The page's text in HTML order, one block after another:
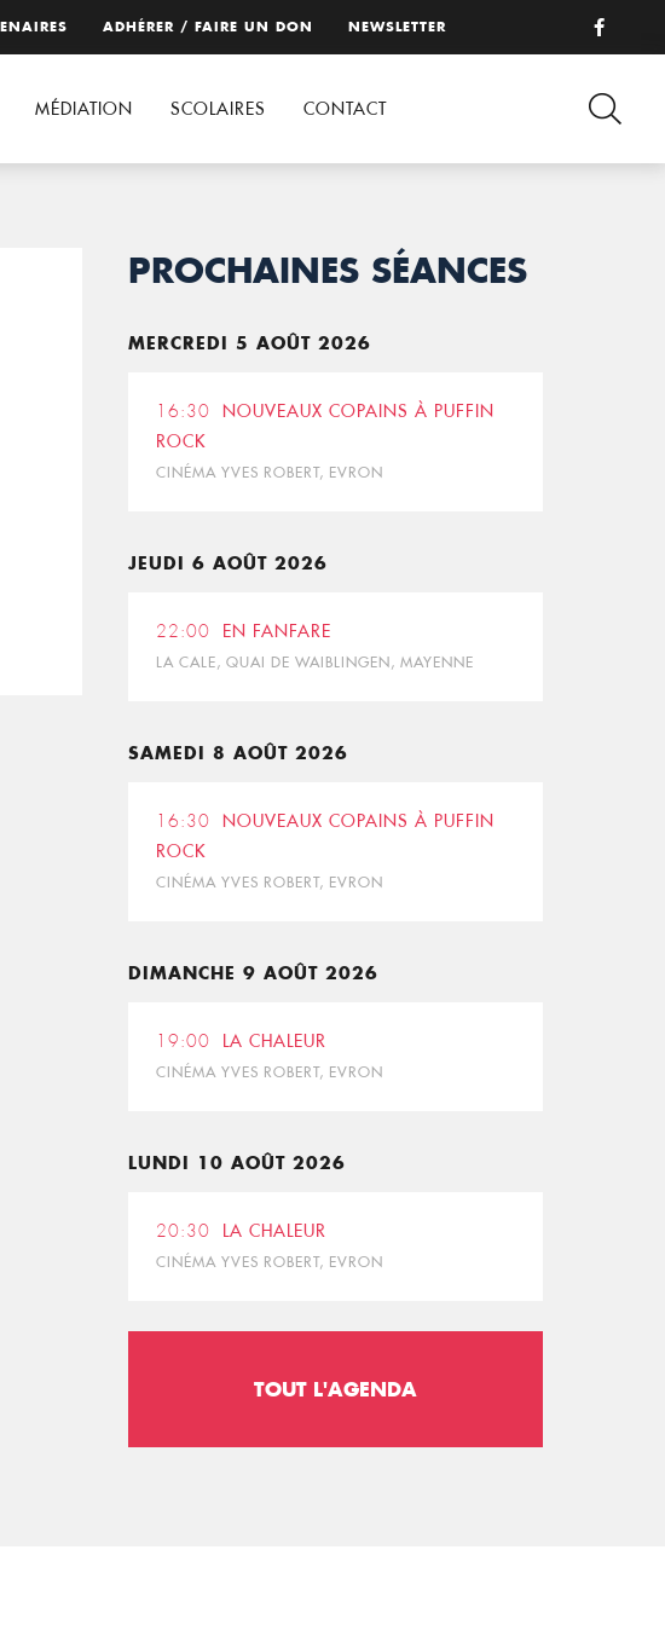
ADHÉRER / FAIRE UN DON NEWSLETTER
MÉDIATION SCOLAIRES CONTACT
PROCHAINES SÉANCES
MERCREDI 5 AOÛT 2026
16:30
NOUVEAUX COPAINS À PUFFIN
ROCK
CINÉMA YVES ROBERT, EVRON
JEUDI 6 AOÛT 2026
22:00 EN FANFARE
LA CALE, QUAI DE WAIBLINGEN, MAYENNE
SAMEDI 8 AOÛT 2026
16:30
NOUVEAUX COPAINS À PUFFIN
ROCK
CINÉMA YVES ROBERT, EVRON
DIMANCHE 9 AOÛT 2026
19:00 LA CHALEUR
CINÉMA YVES ROBERT, EVRON
LUNDI 10 AOÛT 2026
20:30 LA CHALEUR
CINÉMA YVES ROBERT, EVRON
TOUT L'AGENDA